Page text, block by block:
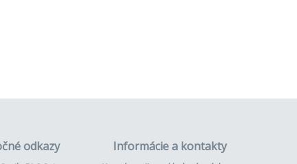
odkazy Informácie a kontakty